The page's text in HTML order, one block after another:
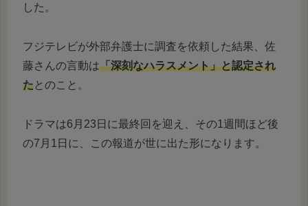
した。
フジテレビが外部弁護士に調査を依頼した結果、佐
藤さんの言動は「深刻なハラスメント」と認定され
たとのこと。
ドラマは6月23日に最終回を迎え、その1週間ほど後
の7月1日に、この報道が世に出た形になります。